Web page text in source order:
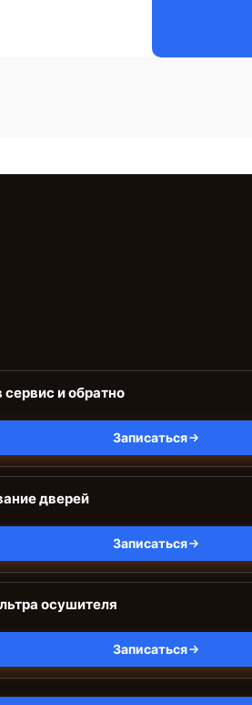
сервис и обратно
Записаться
дверей
Записаться
осушителя
Записаться